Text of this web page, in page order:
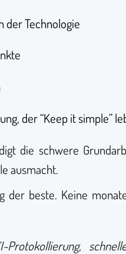
der Technologie
der “Keep it simple”
die schwere
ausmacht.
beste. Keine